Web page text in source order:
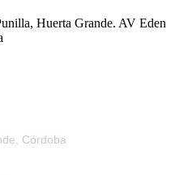
Huerta Grande. AV Eden
Córdoba